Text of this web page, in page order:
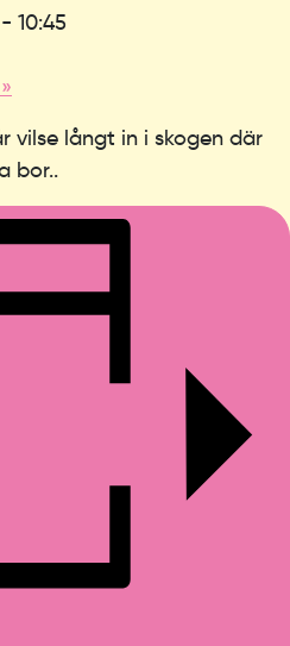
- 10:45
»
vilse långt in i skogen där
bor..